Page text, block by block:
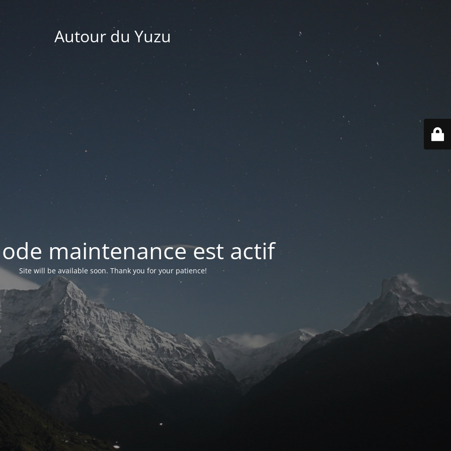
Autour du Yuzu
maintenance est actif
Site will be available soon. Thank you for your patience!